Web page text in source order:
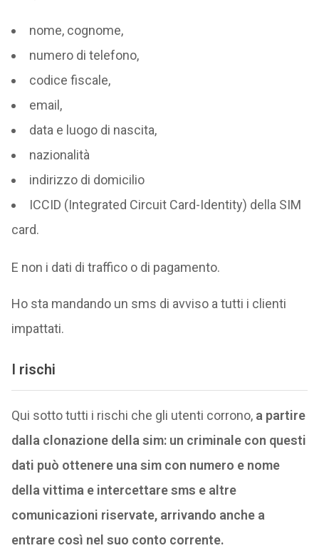
nome, cognome,
numero di telefono,
codice fiscale,
email,
data e luogo di nascita,
nazionalità
indirizzo di domicilio
ICCID (Integrated Circuit Card-Identity) della SIM
card.
E non i dati di traffico o di pagamento.
Ho sta mandando un sms di avviso a tutti i clienti
impattati.
I rischi
Qui sotto tutti i rischi che gli utenti corrono,a partire
dalla clonazione della sim: un criminale con questi
dati può ottenere una sim con numero e nome
della vittima e intercettare sms e altre
comunicazioni riservate, arrivando anche a
entrare così nel suo conto corrente.